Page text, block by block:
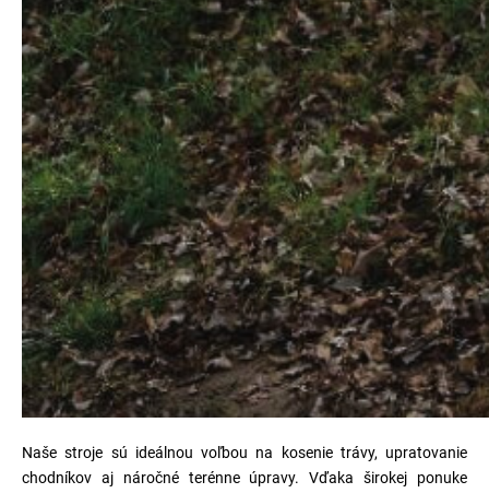
Naše stroje sú ideálnou voľbou na kosenie trávy, upratovanie
chodníkov aj náročné terénne úpravy. Vďaka širokej ponuke